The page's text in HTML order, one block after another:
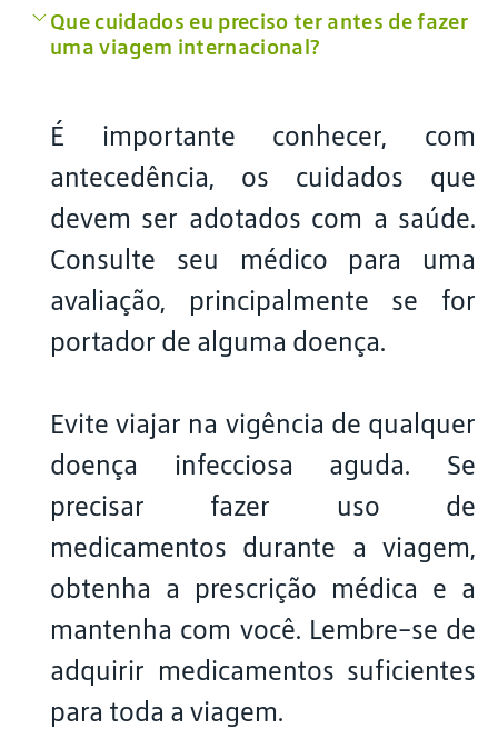
Que cuidados eu preciso ter antes de fazer
uma viagem internacional?
É importante conhecer, com
antecedência, os cuidados que
devem ser adotados com a saúde.
Consulte seu médico para uma
avaliação, principalmente se for
portador de alguma doença.
Evite viajar na vigência de qualquer
doença infecciosa aguda. Se
precisar fazer uso de
medicamentos durante a viagem,
obtenha a prescrição médica e a
mantenha com você. Lembre-se de
adquirir medicamentos suficientes
para toda a viagem.